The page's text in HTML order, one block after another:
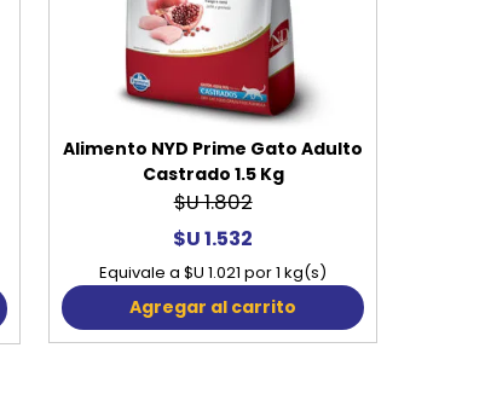
Alimento NYD Prime Gato Adulto
Castrado 1.5 Kg
$U 1.802
$U 1.532
Equivale a $U 1.021 por 1 kg(s)
Agregar al carrito